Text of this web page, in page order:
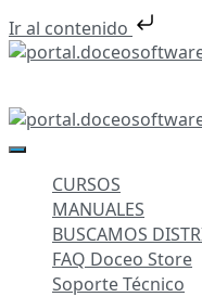
Ir al contenido
Saltar
CURSOS
MANUALES
BUSCAMOS
FAQ Doceo Store
Soporte Técnico